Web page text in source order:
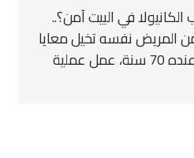
في البيت آمن؟..
المريض نفسه تخيل معايا
عم حسين، راجل محترم عنده 70 سنة، عمل عملية